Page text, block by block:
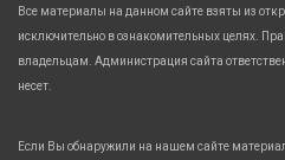
Все материалы на данном сайте взяты из
исключительно в ознакомительных целях.
владельцам. Администрация сайта
несет.
Если Вы обнаружили на нашем сайте